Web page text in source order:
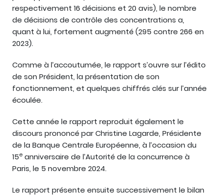
respectivement 16 décisions et 20 avis), le nombre
de décisions de contrôle des concentrations a,
quant à lui, fortement augmenté (295 contre 266 en
2023).
Comme à l’accoutumée, le rapport s’ouvre sur l’édito
de son Président, la présentation de son
fonctionnement, et quelques chiffrés clés sur l’année
écoulée.
Cette année le rapport reproduit également le
discours prononcé par Christine Lagarde, Présidente
de la Banque Centrale Européenne, à l’occasion du
15e anniversaire de l’Autorité de la concurrence à
Paris, le 5 novembre 2024.
Le rapport présente ensuite successivement le bilan